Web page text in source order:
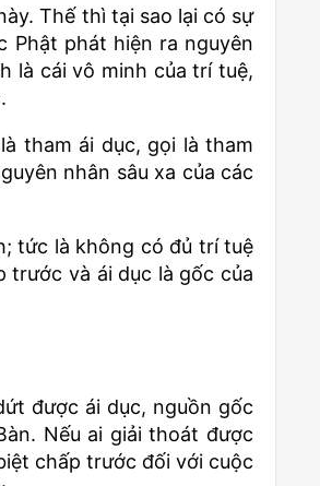
Thế thì tại sao lại có sự
Phật phát hiện ra nguyên
là cái vô minh của trí tuệ,
tham ái dục, gọi là tham
nhân sâu xa của các
tức là không có đủ trí tuệ
trước và ái dục là gốc của
được ái dục, nguồn gốc
Nếu ai giải thoát được
chấp trước đối với cuộc